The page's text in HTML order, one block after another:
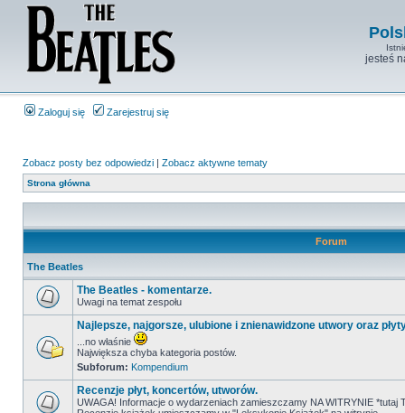
jesteś
Zaloguj się Zarejestruj się
Zobacz posty bez odpowiedzi | Zobacz aktywne tematy
Strona główna
Forum
The Beatles
The Beatles - komentarze.
Uwagi na temat zespołu
Najlepsze, najgorsze, ulubione i znienawidzone utwory oraz
...no właśnie
Największa chyba kategoria postów.
Subforum: Kompendium
Recenzje płyt, koncertów, utworów.
UWAGA! Informacje o wydarzeniach zamieszczamy NA WITRYNIE *tutaj